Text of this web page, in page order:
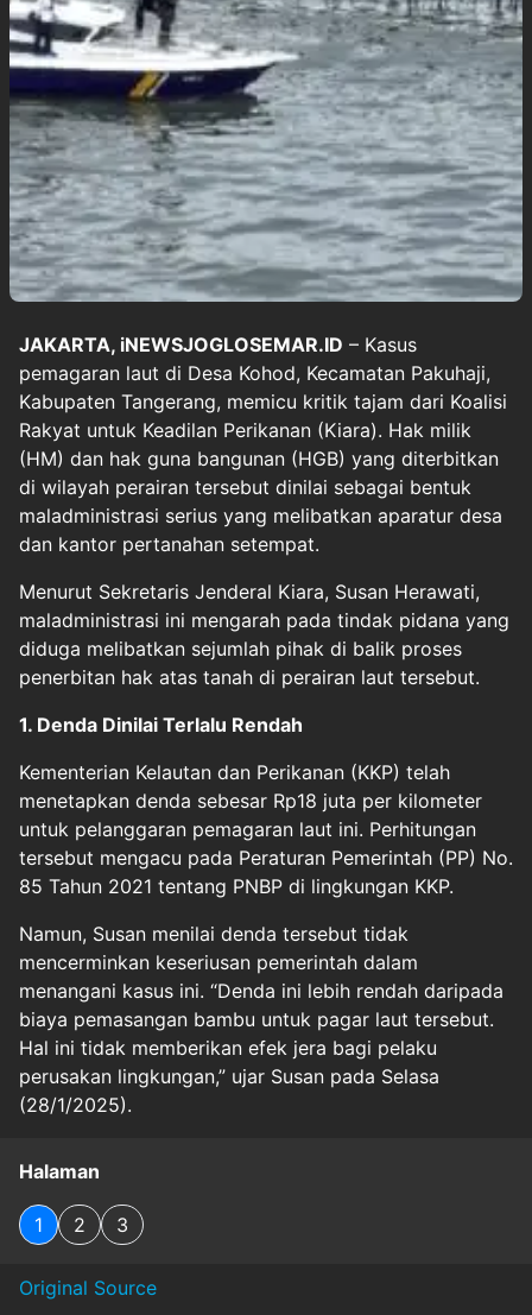
JAKARTA, iNEWSJOGLOSEMAR.ID – Kasus
pemagaran laut di Desa Kohod, Kecamatan Pakuhaji,
Kabupaten Tangerang, memicu kritik tajam dari Koalisi
Rakyat untuk Keadilan Perikanan (Kiara). Hak milik
(HM) dan hak guna bangunan (HGB) yang diterbitkan
di wilayah perairan tersebut dinilai sebagai bentuk
maladministrasi serius yang melibatkan aparatur desa
dan kantor pertanahan setempat.
Menurut Sekretaris Jenderal Kiara, Susan Herawati,
maladministrasi ini mengarah pada tindak pidana yang
diduga melibatkan sejumlah pihak di balik proses
penerbitan hak atas tanah di perairan laut tersebut.
1. Denda Dinilai Terlalu Rendah
Kementerian Kelautan dan Perikanan (KKP) telah
menetapkan denda sebesar Rp18 juta per kilometer
untuk pelanggaran pemagaran laut ini. Perhitungan
tersebut mengacu pada Peraturan Pemerintah (PP) No.
85 Tahun 2021 tentang PNBP di lingkungan KKP.
Namun, Susan menilai denda tersebut tidak
mencerminkan keseriusan pemerintah dalam
menangani kasus ini. “Denda ini lebih rendah daripada
biaya pemasangan bambu untuk pagar laut tersebut.
Hal ini tidak memberikan efek jera bagi pelaku
perusakan lingkungan,” ujar Susan pada Selasa
(28/1/2025).
Halaman
1 2 3
Original Source